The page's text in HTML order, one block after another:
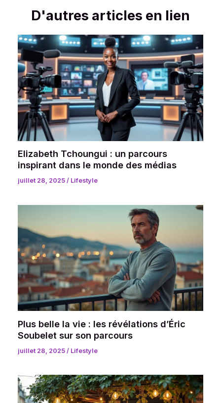
D'autres articles en lien
Elizabeth Tchoungui : un parcours
inspirant dans le monde des médias
juillet 28, 2025/ Lifestyle
Plus belle la vie : les révélations d’Éric
Soubelet sur son parcours
juillet 28, 2025 / Lifestyle